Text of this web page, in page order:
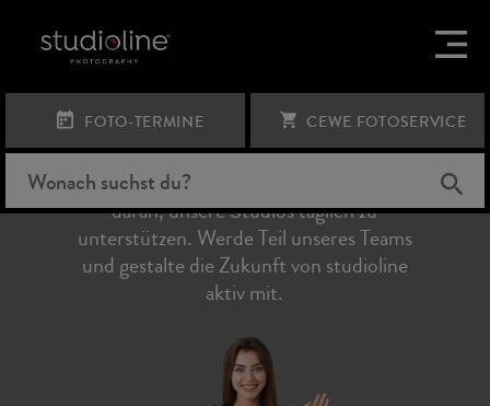
FOTO-TERMINE CEWE FOTOSERVICE
STELLEN IN DER ZENTRALE (M/W/D)
In unserer Zentrale laufen alle Fäden
zusammen. Hier arbeiten kreative Köpfe,
Organisationstalente und Spezialistinnen
und Spezialisten aus vielen Bereichen
daran, unsere Studios täglich zu
unterstützen. Werde Teil unseres Teams
und gestalte die Zukunft von studioline
aktiv mit.